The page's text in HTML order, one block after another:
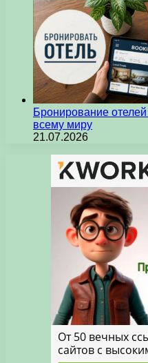
Бронирование
всему миру
21.07.2026